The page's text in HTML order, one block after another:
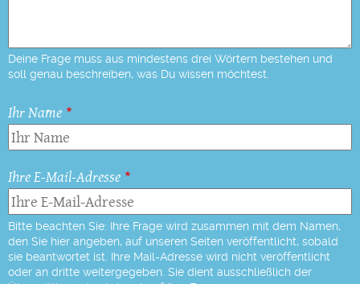
Deine Frage muss aus mindestens drei Wörtern bestehen und
soll genau beschreiben, was Du wissen möchtest.
Ihr Name
Ihre E-Mail-Adresse
Bitte beachten Sie: Ihre Frage wird zusammen mit dem Namen,
den Sie hier angeben, auf unseren Seiten veröffentlicht, sobald
sie beantwortet ist. Ihre Mail-Adresse wird nicht veröffentlicht
oder an dritte weitergegeben. Sie dient ausschließlich der